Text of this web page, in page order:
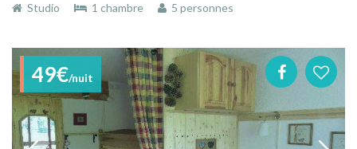
Studio
1 chambre 5 personnes
49€/nuit